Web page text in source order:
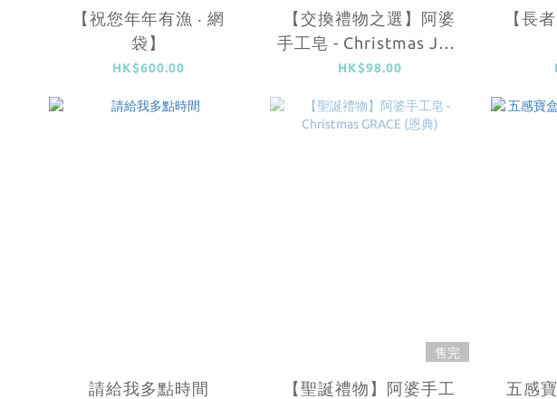
【祝您年年有漁 ‧ 網
袋】
HK$600.00
【交換禮物之選】阿婆
手工皂 - Christmas JOY
(喜樂)
HK$98.00
【長
請給我多點時間
售完
【聖誕禮物】阿婆手工
五感